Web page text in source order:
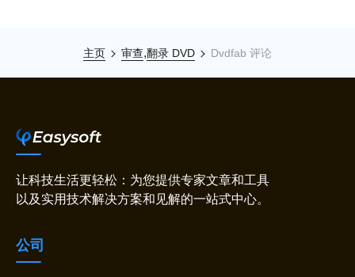
主页 审查,翻录 DVD Dvdfab 评论
让科技生活更轻松：为您提供专家文章和工具
以及实用技术解决方案和见解的一站式中心。
公司